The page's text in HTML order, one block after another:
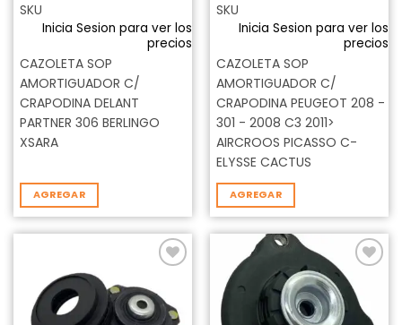
SKU
Inicia Sesion para ver los
precios
CAZOLETA SOP
AMORTIGUADOR C/
CRAPODINA DELANT
PARTNER 306 BERLINGO
XSARA
AGREGAR
SKU
Inicia Sesion para ver los
precios
CAZOLETA SOP
AMORTIGUADOR C/
CRAPODINA PEUGEOT 208 -
301 - 2008 C3 2011>
AIRCROOS PICASSO C-
ELYSSE CACTUS
AGREGAR
a la
lista de
deseos
Añadir
a la
lista de
deseos